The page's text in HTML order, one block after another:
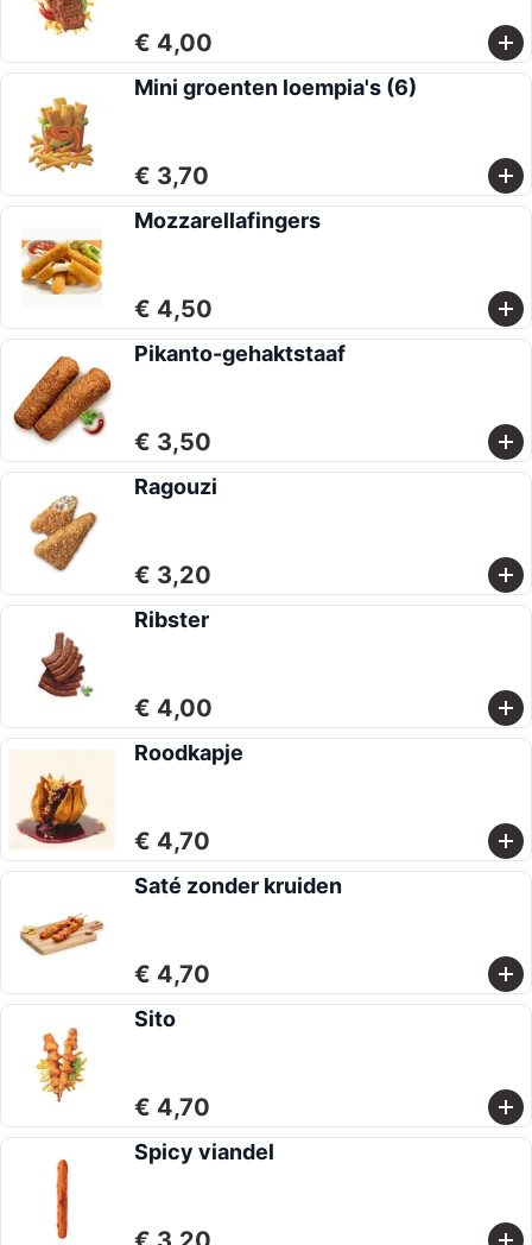
€ 4,00
Mini groenten loempia's (6)
€ 3,70
Mozzarellafingers
€ 4,50
Pikanto-gehaktstaaf
€ 3,50
Ragouzi
€ 3,20
Ribster
€ 4,00
Roodkapje
€ 4,70
Saté zonder kruiden
€ 4,70
Sito
€ 4,70
Spicy viandel